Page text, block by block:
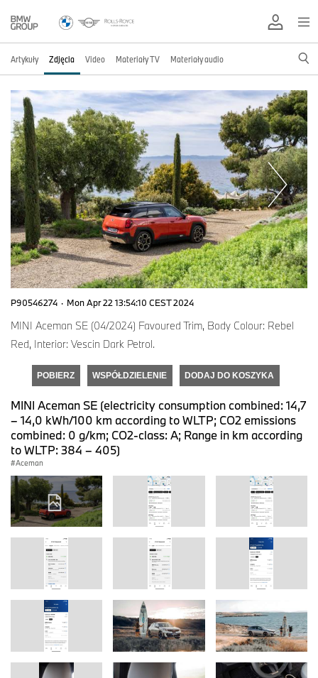
Artykuły Zdjęcia Video Materiały TV Materiały audio
P90546274 · Mon Apr 22 13:54:10 CEST 2024
MINI Aceman SE (04/2024) Favoured Trim, Body Colour: Rebel
Red, Interior: Vescin Dark Petrol.
POBIERZ WSPÓŁDZIELENIE DODAJ DO KOSZYKA
MINI Aceman SE (electricity consumption combined: 14,7
– 14,0 kWh/100 km according to WLTP; CO2 emissions
combined: 0 g/km; CO2-class: A; Range in km according
to WLTP: 384 – 405)
Aceman